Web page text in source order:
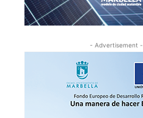
- Advertisement -